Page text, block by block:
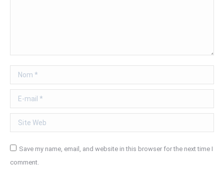
Nom *
E-mail *
Site Web
Save my name, email, and website in this browser for the next time I
comment.